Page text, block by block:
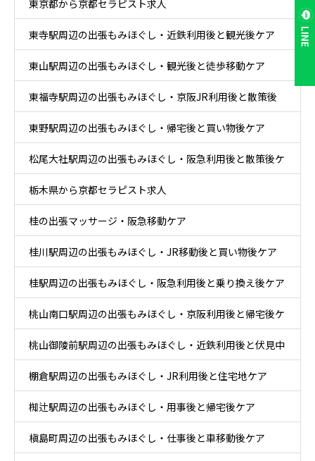
LINE
東京都から京都セラピスト求人
東寺駅周辺の出張もみほぐし・近鉄利用後と観光後ケア
東山駅周辺の出張もみほぐし・観光後と徒歩移動ケア
東福寺駅周辺の出張もみほぐし・京阪JR利用後と散策後
ケア
東野駅周辺の出張もみほぐし・帰宅後と買い物後ケア
松尾大社駅周辺の出張もみほぐし・阪急利用後と散策後ケ
ア
栃木県から京都セラピスト求人
桂の出張マッサージ・阪急移動ケア
桂川駅周辺の出張もみほぐし・JR移動後と買い物後ケア
桂駅周辺の出張もみほぐし・阪急利用後と乗り換え後ケア
桃山南口駅周辺の出張もみほぐし・京阪利用後と帰宅後ケ
ア
桃山御陵前駅周辺の出張もみほぐし・近鉄利用後と伏見中
心部ケア
棚倉駅周辺の出張もみほぐし・JR利用後と住宅地ケア
椥辻駅周辺の出張もみほぐし・用事後と帰宅後ケア
槇島町周辺の出張もみほぐし・仕事後と車移動後ケア